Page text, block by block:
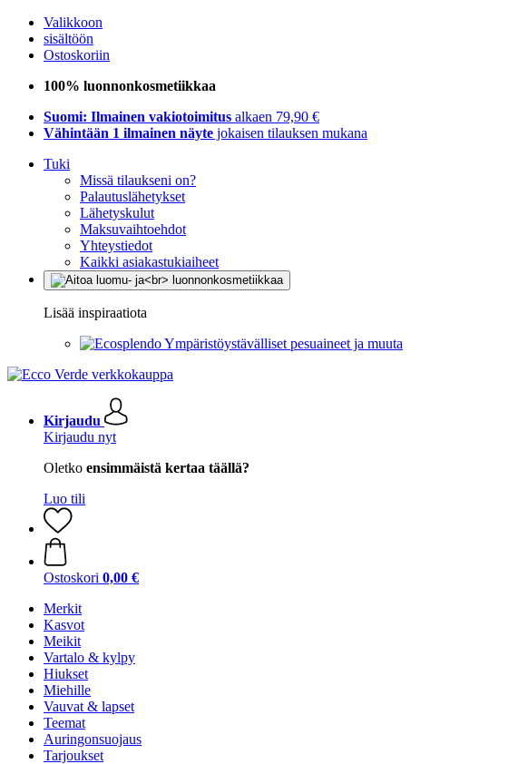
Valikkoon
sisältöön
Ostoskoriin
100% luonnonkosmetiikkaa
Suomi: Ilmainen vakiotoimitus alkaen 79,90 €
Vähintään 1 ilmainen näyte jokaisen tilauksen mukana
Tuki
Missä tilaukseni on?
Palautuslähetykset
Lähetyskulut
Maksuvaihtoehdot
Yhteystiedot
Kaikki asiakastukiaiheet
Lisää inspiraatiota
Ympäristöystävälliset pesuaineet ja muuta
Kirjaudu
Kirjaudu nyt
Oletko ensimmäistä kertaa täällä?
Luo tili
Ostoskori 0,00 €
Merkit
Kasvot
Meikit
Vartalo & kylpy
Hiukset
Miehille
Vauvat & lapset
Teemat
Auringonsuojaus
Tarjoukset